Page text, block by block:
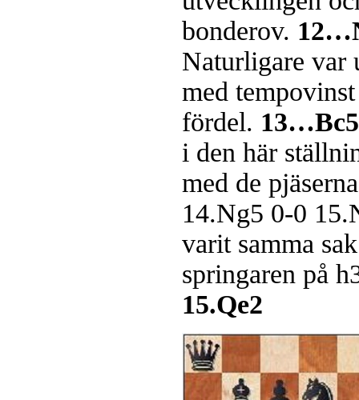
bonderov.
Naturligare var
med
fördel.
i den här
med de
14.Ng5 0-0
varit samma
springaren på
15.Qe2